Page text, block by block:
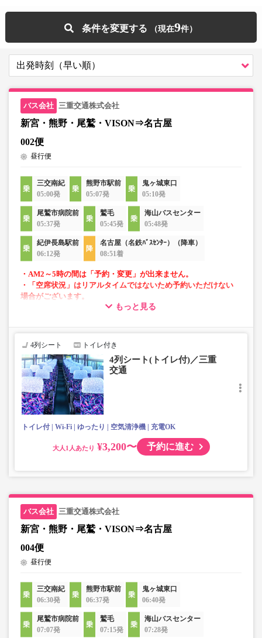
条件を変更する 9
三重交通株式会社
新宮・熊野・尾鷲・VISON⇒名古屋
002便
昼行便
三交南紀
05:00発
熊野市駅前
05:07発
鬼ヶ城東口
05:10発
尾鷲市病院前
05:37発
鷲毛
05:45発
海山バスセンター
05:48発
紀伊長島駅前
06:12発
名古屋（名鉄ﾊﾞｽｾﾝﾀｰ）（降車）
08:51着
・AM2～5時の間は「予約・変更」が出来ません。
・「空席状況」はリアルタイムではないため予約いただけない
場合がございます。
・長時間の移動でも安心の車内トイレあり
・全席USBポート付き
・車内を常時換気、車内を清掃、除菌
もっと見る
4列シート トイレ付き
4列シート(トイレ付)／三重
交通
トイレ付 Wi-Fi ゆったり 空気清浄機 充電OK
大人 ¥3,200〜 予約に進む
三重交通株式会社
新宮・熊野・尾鷲・VISON⇒名古屋
004便
昼行便
三交南紀
06:30発
熊野市駅前
06:37発
鬼ヶ城東口
06:40発
尾鷲市病院前
07:07発
鷲毛
07:15発
海山バスセンター
07:28発